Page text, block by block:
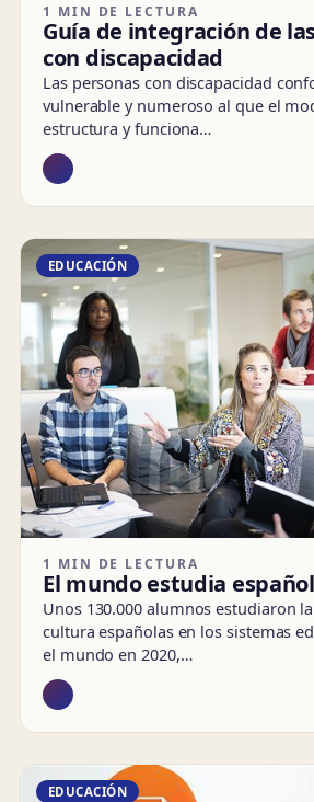
1 MIN DE LECTURA
Guía de integración de
con discapacidad
Las personas con discapacidad
vulnerable y numeroso al que el
estructura y funciona…
EDUCACIÓN
1 MIN DE LECTURA
El mundo estudia español
Unos 130.000 alumnos estudiaron
cultura españolas en los sistemas
el mundo en 2020,…
EDUCACIÓN